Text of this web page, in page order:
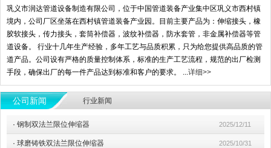
巩义市润达管道设备制造有限公司，位于中国管道装备产业集中区巩义市西村镇
境内，公司厂区坐落在西村镇管道装备产业园。目前主要产品为：伸缩接头，橡
胶软接头，传力接头，套筒补偿器，波纹补偿器，防水套管，非金属补偿器等管
道设备。 行业十几年生产经验，多年工艺与品质积累，只为给您提供高品质的管
道产品。公司设有严格的质量控制体系，标准的生产工艺流程，规范的出厂检测
手段，确保出厂的每一件产品达到标准和客户的要求。 ... 详细>>
公司新闻 行业新闻
· 钢制双法兰限位伸缩器 2025/12/11
· 球磨铸铁双法兰限位伸缩器 2025/10/31